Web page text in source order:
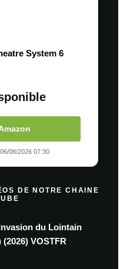
System 6
08/2026 07:30
DE NOTRE CHAINE
du Lointain
VOSTFR